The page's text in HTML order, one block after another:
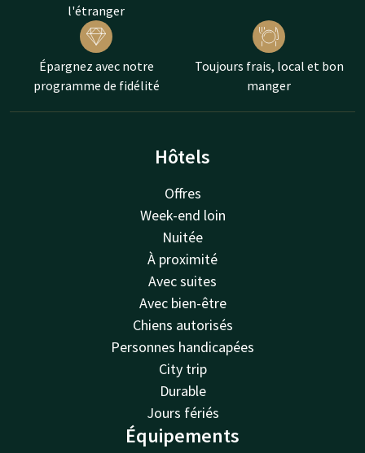
l'étranger
Épargnez avec notre
programme de fidélité
Toujours frais, local et bon
manger
Hôtels
Offres
Week-end loin
Nuitée
À proximité
Avec suites
Avec bien-être
Chiens autorisés
Personnes handicapées
City trip
Durable
Jours fériés
Équipements